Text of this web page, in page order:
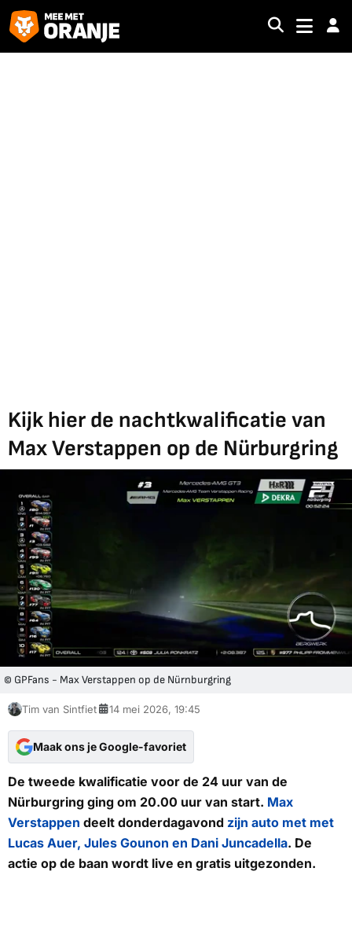
Kijk hier de nachtkwalificatie van
Max Verstappen op de Nürburgring
© GPFans - Max Verstappen op de Nürnburgring
Tim van Sintfiet 14 mei 2026, 19:45
Maak ons je Google-favoriet
De tweede kwalificatie voor de 24 uur van de
Nürburgring ging om 20.00 uur van start. Max
Verstappen deelt donderdagavond zijn auto met met
Lucas Auer, Jules Gounon en Dani Juncadella. De
actie op de baan wordt live en gratis uitgezonden.